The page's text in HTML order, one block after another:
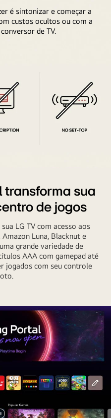
é sintonizar e começar a
custos ocultos ou com a
de TV.
transforma sua
de jogos
LG TV com acesso aos
Luna, Blacknut e
grande variedade de
AAA com gamepad até
jogados com seu controle